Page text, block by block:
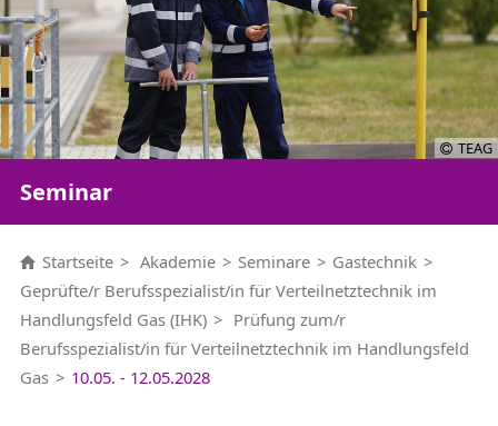
TEAG
Seminar
Startseite Akademie Seminare
Gastechnik
Geprüfte/r Berufsspezialist/in für Verteilnetztechnik im
Handlungsfeld Gas (IHK)
Prüfung zum/r
Berufsspezialist/in für Verteilnetztechnik im Handlungsfeld
Gas
10.05. - 12.05.2028